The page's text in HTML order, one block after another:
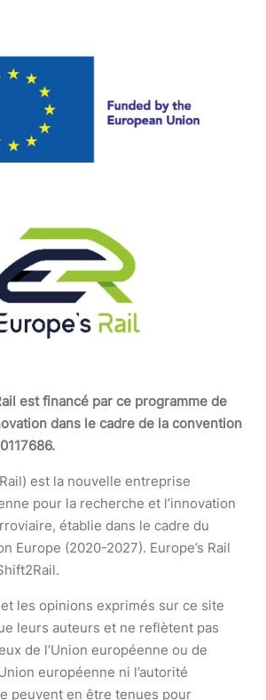
est financé par ce programme de
dans le cadre de la convention
est la nouvelle entreprise
pour la recherche et l’innovation
établie dans le cadre du
Europe (2020-2027). Europe’s Rail
les opinions exprimés sur ce site
leurs auteurs et ne reflètent pas
de l’Union européenne ou de
européenne ni l’autorité
peuvent en être tenues pour